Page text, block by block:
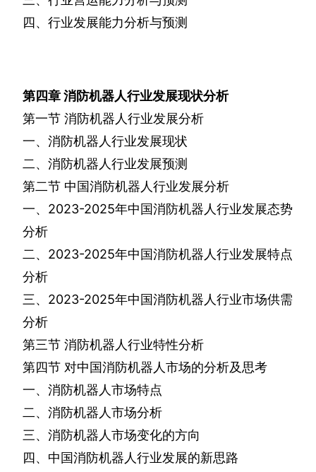
四、行业发展能力分析与预测
第四章消防机器人行业发展现状分析
第一节 消防机器人行业发展分析
一、消防机器人行业发展现状
二、消防机器人行业发展预测
第二节 中国消防机器人行业发展分析
一、 2023-2025年中国消防机器人行业发展态势
分析
二、 2023-2025年中国消防机器人行业发展特点
分析
三、 2023-2025年中国消防机器人行业市场供需
分析
第三节 消防机器人行业特性分析
第四节 对中国消防机器人市场的分析及思考
一、消防机器人市场特点
二、消防机器人市场分析
三、消防机器人市场变化的方向
四、中国消防机器人行业发展的新思路